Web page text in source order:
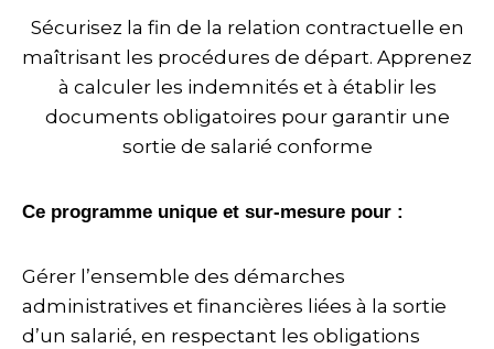
Sécurisez la fin de la relation contractuelle en
maîtrisant les procédures de départ. Apprenez
à calculer les indemnités et à établir les
documents obligatoires pour garantir une
sortie de salarié conforme
Ce programme unique et sur-mesure pour :
Gérer l’ensemble des démarches
administratives et financières liées à la sortie
d’un salarié, en respectant les obligations